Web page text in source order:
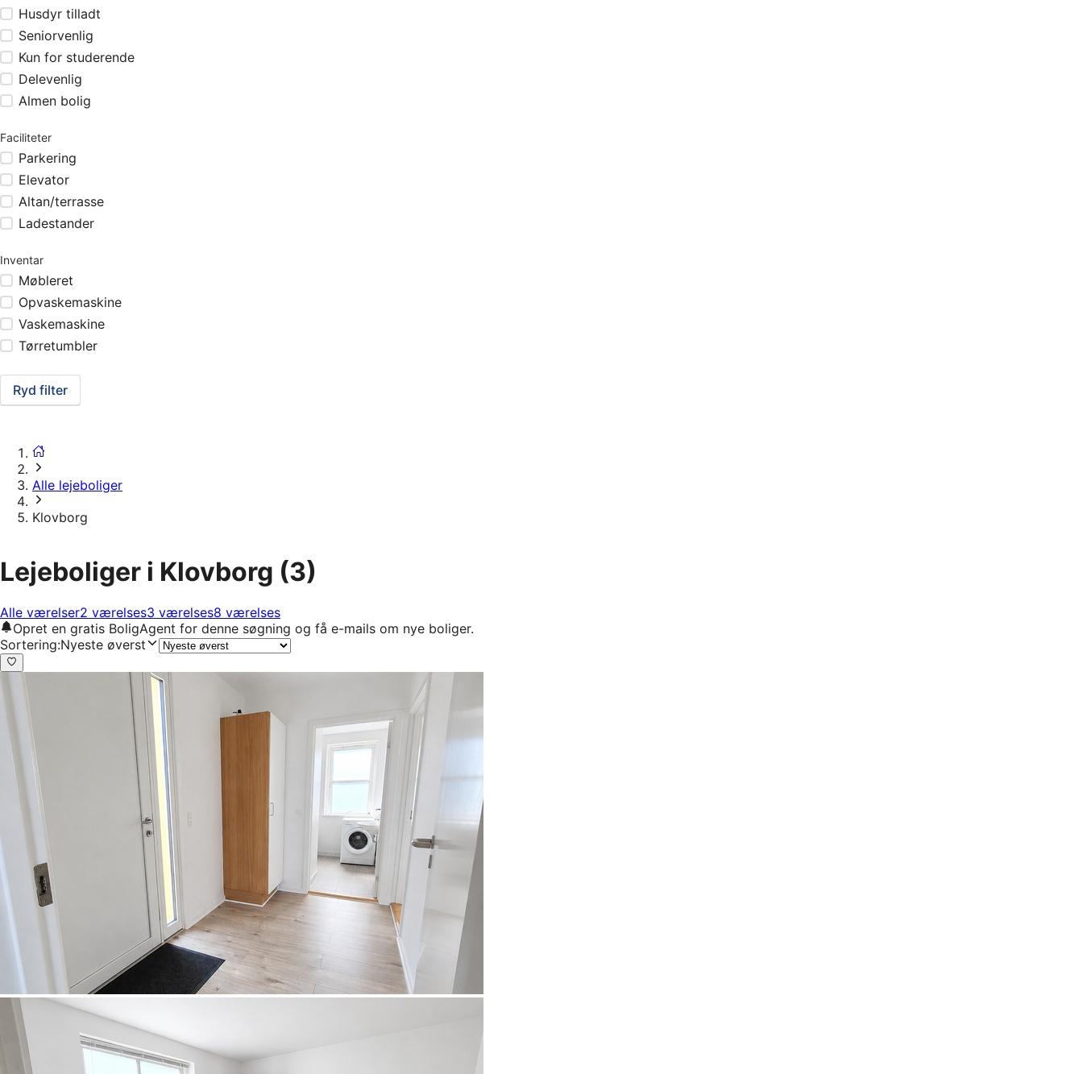
Husdyr tilladt
Seniorvenlig
Kun for studerende
Delevenlig
Almen bolig
Faciliteter
Parkering
Elevator
Altan/terrasse
Ladestander
Inventar
Møbleret
Opvaskemaskine
Vaskemaskine
Tørretumbler
Ryd filter
Alle lejeboliger
Klovborg
Lejeboliger i Klovborg (3)
Alle værelser2 værelses3 værelses8 værelses
Opret en gratis BoligAgent for denne søgning og få e-mails om nye boliger.
Sortering:Nyeste øverst